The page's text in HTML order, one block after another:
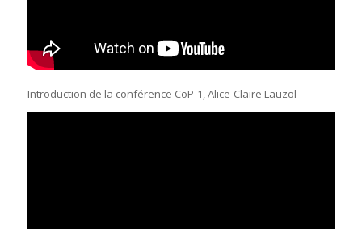
Introduction de la conférence CoP-1, Alice-Claire Lauzol